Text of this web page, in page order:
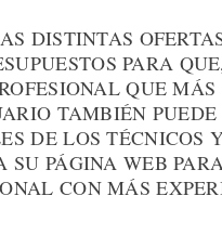
DISTINTAS
PARA
QUE
TAMBIÉN
DE LOS TÉCNICOS
PÁGINA WEB
CON MÁS